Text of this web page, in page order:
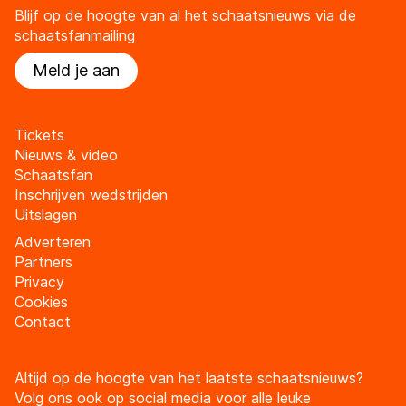
Blijf op de hoogte van al het schaatsnieuws via de
schaatsfanmailing
Meld je aan
Tickets
Nieuws & video
Schaatsfan
Inschrijven wedstrijden
Uitslagen
Adverteren
Partners
Privacy
Cookies
Contact
Altijd op de hoogte van het laatste schaatsnieuws?
Volg ons ook op social media voor alle leuke